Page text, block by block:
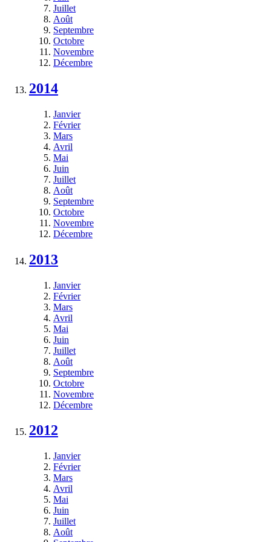
Juillet
Août
Septembre
Octobre
Novembre
Décembre
2014
Janvier
Février
Mars
Avril
Mai
Juin
Juillet
Août
Septembre
Octobre
Novembre
Décembre
2013
Janvier
Février
Mars
Avril
Mai
Juin
Juillet
Août
Septembre
Octobre
Novembre
Décembre
2012
Janvier
Février
Mars
Avril
Mai
Juin
Juillet
Août